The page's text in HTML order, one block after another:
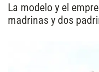
La modelo y el
madrinas y dos